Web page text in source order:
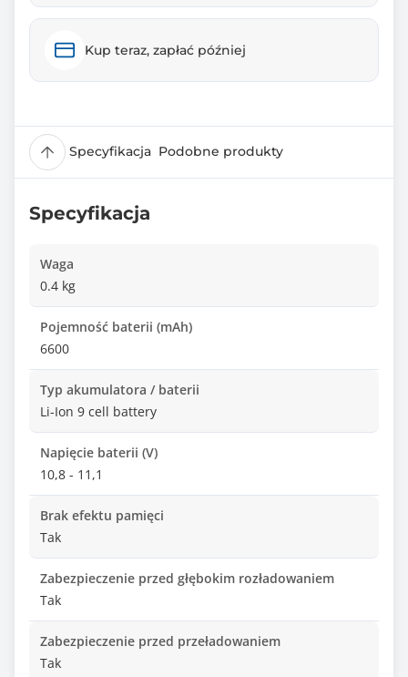
Kup teraz, zapłać później
Specyfikacja Podobne produkty
Specyfikacja
Waga
0.4 kg
Pojemność baterii (mAh)
6600
Typ akumulatora / baterii
Li-Ion 9 cell battery
Napięcie baterii (V)
10,8 - 11,1
Brak efektu pamięci
Tak
Zabezpieczenie przed głębokim rozładowaniem
Tak
Zabezpieczenie przed przeładowaniem
Tak